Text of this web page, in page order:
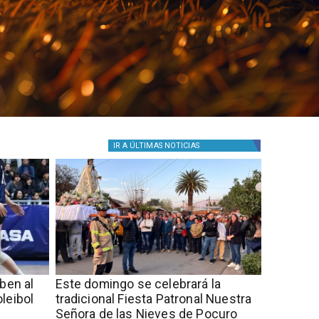
IR A ÚLTIMAS NOTICIAS
al
Este domingo se celebrará la
tradicional Fiesta Patronal Nuestra
Señora de las Nieves de Pocuro